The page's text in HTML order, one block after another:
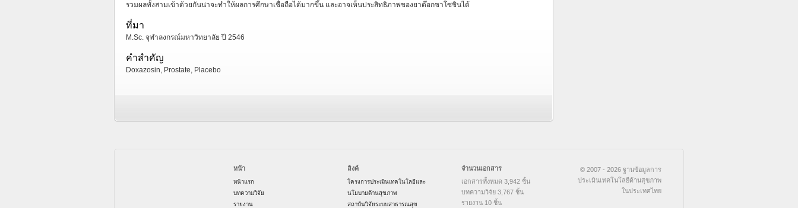
รวมผลทั้งสามเข้าด้วยกันน่าจะทำให้ผลการศึกษาเชื่อถือได้มากขึ้น และอาจเห็นประสิทธิภาพของยาด๊อกซาโซซินได้
ที่มา
M.Sc. จุฬาลงกรณ์มหาวิทยาลัย ปี 2546
คำสำคัญ
Doxazosin, Prostate, Placebo
หน้า
หน้าแรก
บทความวิจัย
รายงาน
ลิงค์
โครงการประเมินเทคโนโลยีและ
นโยบายด้านสุขภาพ
สถาบันวิจัยระบบสาธารณสุข
จำนวนเอกสาร
เอกสารทั้งหมด 3,942 ชิ้น
บทความวิจัย 3,767 ชิ้น
รายงาน 10 ชิ้น
© 2007 - 2026 ฐานข้อมูลการ
ประเมินเทคโนโลยีด้านสุขภาพ
ในประเทศไทย